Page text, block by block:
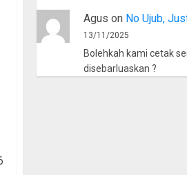
Agus on No Ujub,
13/11/2025
Bolehkah kami cetak
disebarluaskan ?